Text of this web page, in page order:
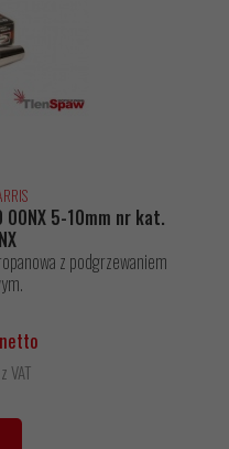
00NX 5-10mm nr kat.
z podgrzewaniem
VAT